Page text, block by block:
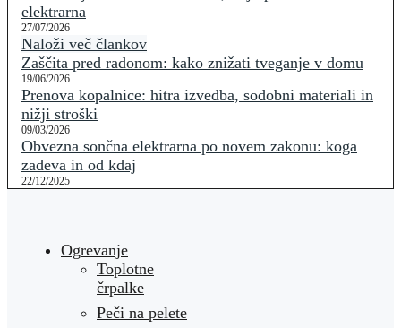
elektrarna
27/07/2026
Naloži več člankov
Zaščita pred radonom: kako znižati tveganje v domu
19/06/2026
Prenova kopalnice: hitra izvedba, sodobni materiali in
nižji stroški
09/03/2026
Obvezna sončna elektrarna po novem zakonu: koga
zadeva in od kdaj
22/12/2025
Ogrevanje
Toplotne
črpalke
Peči na pelete